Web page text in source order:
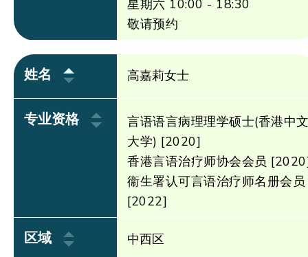
星期六 10:00 - 18:30
敬请预约
姓名 高嘉莉女士
专业资格
言语语言病理理学硕士(香港中
大学) [2020]
香港言语治疗师协会会员
衞生署认可言语治疗师名册会员
[2022]
区域 中西区